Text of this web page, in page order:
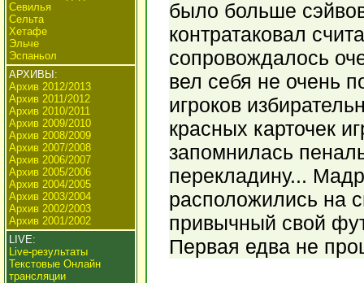
Севилья
Сельта
Хетафе
Эльче
Эспаньол
АРХИВЫ:
Архив 2012/2013
Архив 2011/2012
Архив 2010/2011
Архив 2009/2010
Архив 2008/2009
Архив 2007/2008
Архив 2006/2007
Архив 2005/2006
Архив 2004/2005
Архив 2003/2004
Архив 2002/2003
Архив 2001/2002
LIVE:
Live-результаты
Текстовые Онлайн
трансляции
было больше
контратаковал
сопровождалось
вел себя не очень
игроков
красных карточек
запомнилась
перекладину...
расположились на
привычный свой
Первая едва не